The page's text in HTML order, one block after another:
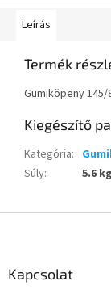
Leírás
Termék
Gumiköpeny
Kiegészítő
Kategória:
Súly: 5.6 kg
Kapcsolat